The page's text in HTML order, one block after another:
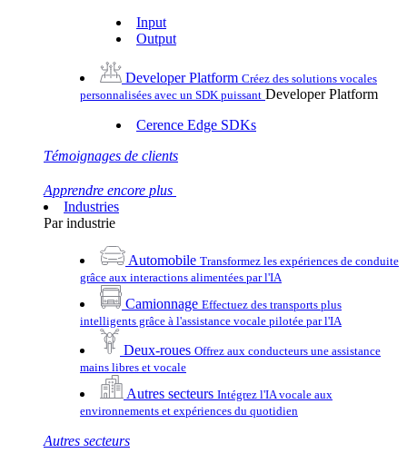
Input
Output
Developer Platform Créez des solutions vocales
personnalisées avec un SDK puissant Developer Platform
Cerence Edge SDKs
Témoignages de clients
Apprendre encore plus
Industries
Par industrie
Automobile Transformez les expériences de conduite
grâce aux interactions alimentées par l'IA
Camionnage Effectuez des transports plus
intelligents grâce à l'assistance vocale pilotée par l'IA
Deux-roues Offrez aux conducteurs une assistance
mains libres et vocale
Autres secteurs Intégrez l'IA vocale aux
environnements et expériences du quotidien
Autres secteurs